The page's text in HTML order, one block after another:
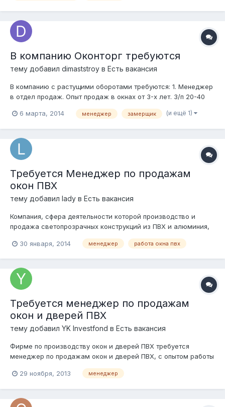
В компанию Оконторг требуются
тему добавил dimaststroy в Есть вакансия
В компанию с растущими оборотами требуются: 1. Менеджер
в отдел продаж. Опыт продаж в окнах от 3-х лет. З/п 20-40
(менеджеров, продающих меньше, чем на 1,5 миллиона в
надежды ученик). 2. Замерщик...
6 марта, 2014 менеджер замерщик (и ещё 1)
Требуется Менеджер по продажам
окон ПВХ
тему добавил lady в Есть вакансия
Компания, сфера деятельности которой производство и
продажа светопрозрачных конструкций из ПВХ и алюминия,
конструкций (окон). Требования: Опыт работы в данной сфере
(юридические лица). Вы...
30 января, 2014 менеджер работа окна пвх
Требуется менеджер по продажам
окон и дверей ПВХ
тему добавил YK Investfond в Есть вакансия
Фирме по производству окон и дверей ПВХ требуется
менеджер по продажам окон и дверей ПВХ, с опытом работы
не менее 1 года, уверенный пользователь ПК и программы
СуперОкна. Работа в МО, г. Подольск. тел. 8(926)206-47-77,
88007751534, с 9 до 18 пн-...
29 ноября, 2013 менеджер